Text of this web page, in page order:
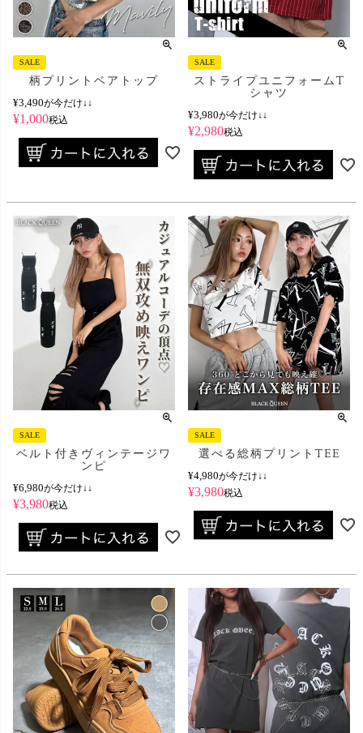
SALE
柄プリントベアトップ
¥3,490が今だけ↓↓
¥1,000税込
SALE
ストライプユニフォームT
シャツ
¥3,980が今だけ↓↓
¥2,980税込
SALE
ベルト付きヴィンテージワ
ンピ
¥6,980が今だけ↓↓
¥3,980税込
SALE
選べる総柄プリントTEE
¥4,980が今だけ↓↓
¥3,980税込